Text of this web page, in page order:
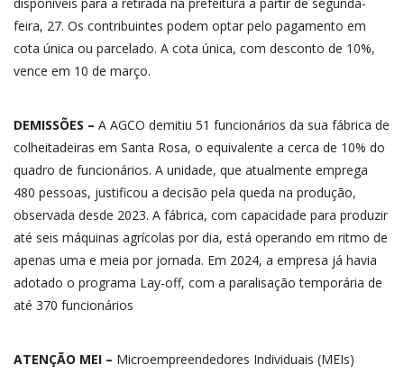
feira, 27. Os contribuintes podem optar pelo pagamento em
cota única ou parcelado. A cota única, com desconto de 10%,
vence em 10 de março.
DEMISSÕES – A AGCO demitiu 51 funcionários da sua fábrica de
colheitadeiras em Santa Rosa, o equivalente a cerca de 10% do
quadro de funcionários. A unidade, que atualmente emprega
480 pessoas, justificou a decisão pela queda na produção,
observada desde 2023. A fábrica, com capacidade para produzir
até seis máquinas agrícolas por dia, está operando em ritmo de
apenas uma e meia por jornada. Em 2024, a empresa já havia
adotado o programa Lay-off, com a paralisação temporária de
até 370 funcionários
ATENÇÃO MEI – Microempreendedores Individuais (MEIs)